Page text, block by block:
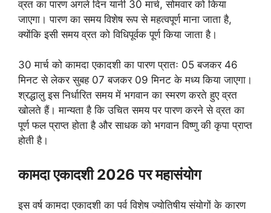
व्रत का पारण अगले दिन यानी 30 मार्च, सोमवार को किया
जाएगा। पारण का समय विशेष रूप से महत्वपूर्ण माना जाता है,
क्योंकि इसी समय व्रत को विधिपूर्वक पूर्ण किया जाता है।
30 मार्च को कामदा एकादशी का पारण प्रातः 05 बजकर 46
मिनट से लेकर सुबह 07 बजकर 09 मिनट के मध्य किया जाएगा।
श्रद्धालु इस निर्धारित समय में भगवान का स्मरण करते हुए व्रत
खोलते हैं। मान्यता है कि उचित समय पर पारण करने से व्रत का
पूर्ण फल प्राप्त होता है और साधक को भगवान विष्णु की कृपा प्राप्त
होती है।
कामदा एकादशी 2026 पर महासंयोग
इस वर्ष कामदा एकादशी का पर्व विशेष ज्योतिषीय संयोगों के कारण